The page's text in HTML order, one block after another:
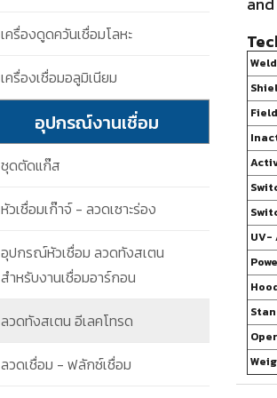
เครื่องดูดควันเชื่อมโลหะ
เครื่องเชื่อมอลูมิเนียม
อุปกรณ์งานเชื่อม
ชุดตัดแก๊ส
หัวเชื่อมเก๊าจ์ - ลวดเซาะร่อง
อุปกรณ์หัวเชื่อม ลวดทังสเตน
สำหรับงานเชื่อมอาร์กอน
ลวดทังสเตน อีเลคโทรด
ลวดเชื่อม - ฟลักซ์เชื่อม
UV-